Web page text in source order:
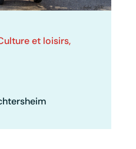
et loisirs,